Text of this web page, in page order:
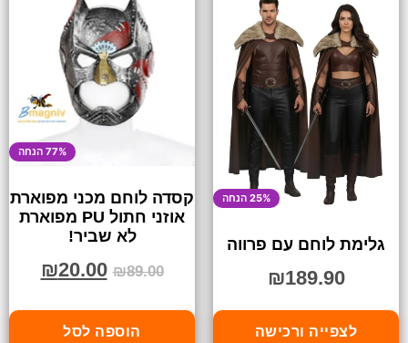
25% הנחה
גלימת לוחם עם פרווה
₪189.90
לצפייה ורכישה
77% הנחה
קסדה לוחם מכני מפוארת
אוזני חתול PU מפוארת
לא שביר!
₪89.00
₪20.00
הוספה לסל